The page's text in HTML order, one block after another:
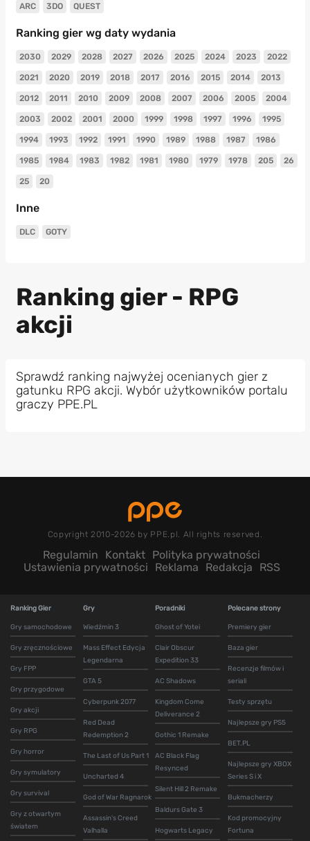
ARC 3DO QUEST
Ranking gier wg daty wydania
2030 2029 2028 2027 2026 2025 2024 2023 2022
2021 2020 2019 2018 2017 2016 2015 2014 2013
2012 2011 2010 2009 2008 2007 2006 2005 2004
2003 2002 2001 2000 1999 1998 1997 1996 1995
1994 1993 1992 1991 1990 1989 1988 1987 1986
1985 1984 1983 1982 1981 1980 1979 1978 205 26
25 20
Inne
DLC GOTY
Ranking gier - RPG
akcji
Sprawdź ranking najwyżej ocenianych gier z
gatunku RPG akcji. Wybór użytkowników portalu
graczy PPE.PL
Copyright 2010-2026 by PPE.pl. All rights reserved.
Regulamin Kontakt Polityka prywatności
Ustawienia prywatności
Reklama Redakcja RSS
Ranking Gier
Gry samochodowe
Gry zręcznościowe
Gry FPP
Gry przygodowe
Gry akcji
Gry RPG
Gry horror
Gry symulatory
Gry survival
Gry z otwartym
światem
Gry
Wiedźmin 3
Mass Effect Edycja
Legendarna
GTA 5
Cyberpunk 2077
Red Dead
Redemption 2
The Last of Us Part 1
Uncharted 4
God of War Ragnarok
Assassin's Creed
Valhalla
Poradniki
Ghost of Yotei
Clair Obscur
Expedition 33
AC Shadows
Kingdom Come
Deliverance 2
Gothic 1 Remake
AC Black Flag
Resynced
Silent Hill 2 Remake
Baldurs Gate 3
Hogwarts Legacy
Polecane strony
Premiery gier
Baza gier
Recenzje filmów i
seriali
Testy sprzętu
Najlepsze gry PS5
BET.PL
Najlepsze gry XBOX
Series S i X
Bukmacherzy
Kod promocyjny
Fortuna